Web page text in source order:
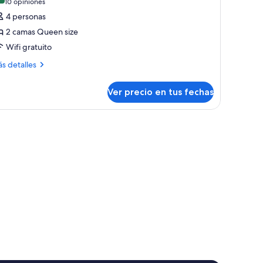
(10
opiniones)
4 personas
2 camas Queen size
Wifi gratuito
detalles
Ver precio en tus fechas